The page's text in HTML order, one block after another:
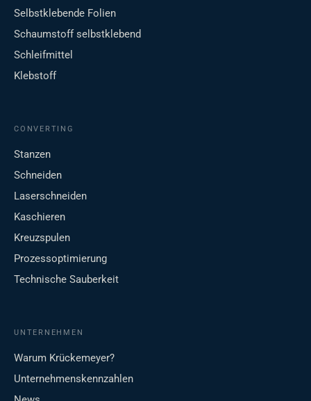
Selbstklebende Folien
Schaumstoff selbstklebend
Schleifmittel
Klebstoff
CONVERTING
Stanzen
Schneiden
Laserschneiden
Kaschieren
Kreuzspulen
Prozessoptimierung
Technische Sauberkeit
UNTERNEHMEN
Warum Krückemeyer?
Unternehmenskennzahlen